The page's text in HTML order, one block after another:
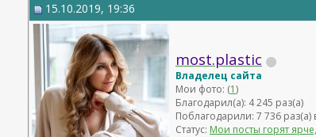
15.10.2019, 19:36
most.plastic
Владелец сайта
Мои фото: (1)
Благодарил(а): 4 245 раз(а)
Поблагодарили: 7 736
Статус: Мои посты горят